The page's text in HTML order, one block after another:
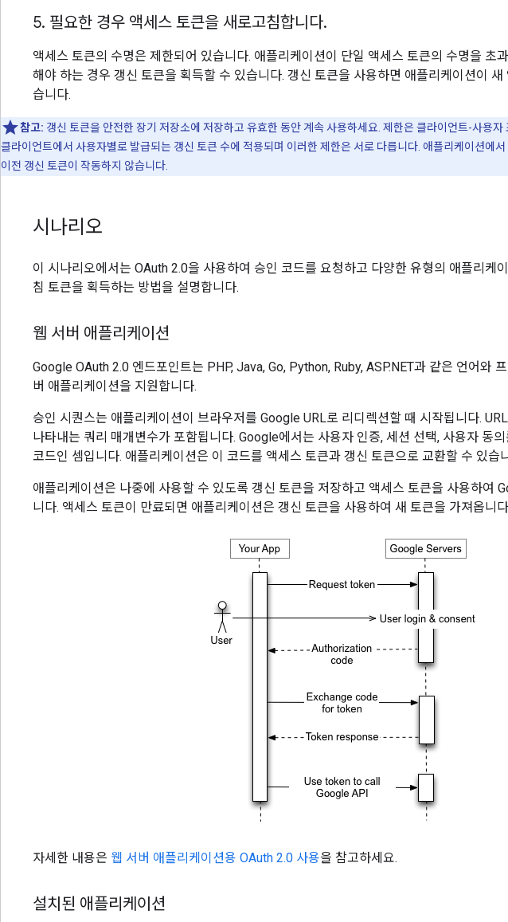
5. 필요한 경우 액세스 토큰을 새로고침합니다.
액세스 토큰의 수명은 제한되어 있습니다. 애플리케이션이 단일 액세스 토큰의 수명을 초
해야 하는 경우 갱신 토큰을 획득할 수 있습니다. 갱신 토큰을 사용하면 애플리케이션이
습니다.
참고: 갱신 토큰을 안전한 장기 저장소에 저장하고 유효한 동안 계속 사용하세요. 제한은 클라이언트-사용
클라이언트에서 사용자별로 발급되는 갱신 토큰 수에 적용되며 이러한 제한은 서로 다릅니다. 애플리케이션에
이전 갱신 토큰이 작동하지 않습니다.
시나리오
이 시나리오에서는 OAuth 2.0을 사용하여 승인 코드를 요청하고 다양한 유형의 애플리케
침 토큰을 획득하는 방법을 설명합니다.
웹 서버 애플리케이션
Google OAuth 2.0 엔드포인트는 PHP, Java, Go, Python, Ruby, ASP.NET과 같은 언어와
버 애플리케이션을 지원합니다.
승인 시퀀스는 애플리케이션이 브라우저를 Google URL로 리디렉션할 때 시작됩니다.
나타내는 쿼리 매개변수가 포함됩니다. Google에서는 사용자 인증, 세션 선택, 사용자 동
코드인 셈입니다. 애플리케이션은 이 코드를 액세스 토큰과 갱신 토큰으로 교환할 수 있습
애플리케이션은 나중에 사용할 수 있도록 갱신 토큰을 저장하고 액세스 토큰을 사용하여
니다. 액세스 토큰이 만료되면 애플리케이션은 갱신 토큰을 사용하여 새 토큰을 가져옵니
자세한 내용은 웹 서버 애플리케이션용 OAuth 2.0 사용을 참고하세요.
설치된 애플리케이션